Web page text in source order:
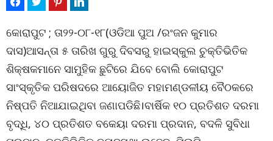
କୋରାପୁଟ ; ତା୨୨-୦୮-୧୮(ଓଡିଆ ପୁଅ /ରଂଜନ କୁମାର
ଦାସ)ଆସନ୍ତା ୫ ତାରିଖ ଗୁରୁ ଦିବସରୁ ହାଇସ୍କୁଲ ଚୁକ୍ତିଭିତିକ
ଶିକ୍ଷକମାନେ ସାମୁହିକ ଛୁଟିରେ ଯିବେ ବୋଲି କୋରାପୁଟ
ସାଂସ୍କୃତିକ ପରିଷଦରେ ଆୟୋଜିତ ମହାମଣ୍ଡଳୀୟ ବୈଠକରେ
ନିଷ୍ପତି ନିଆଯାଇଥିବା ଜଣାପଡିଛି।ବାର୍ଷିକ ୧୦ ପ୍ରତିଶତ ଦରମା
ବୃଦ୍ଧି, ୪୦ ପ୍ରତିଶତ ବକେୟା ଦରମା ପ୍ରଦାନ, ବଦଳି ସୁବିଧା